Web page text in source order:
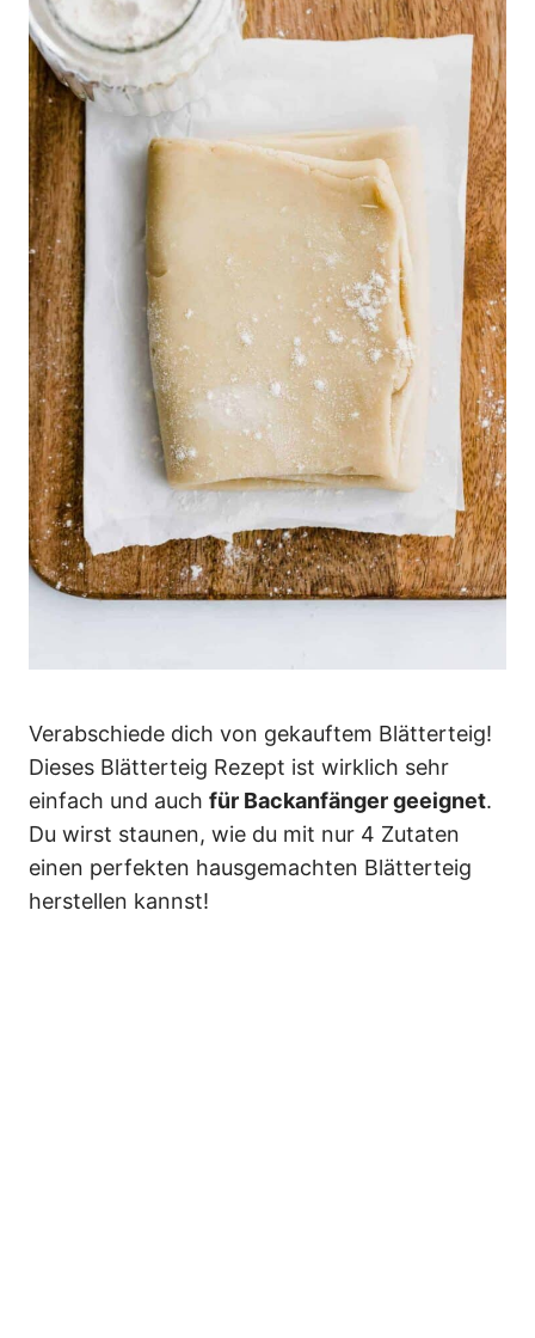
Verabschiede dich von gekauftem Blätterteig!
Dieses Blätterteig Rezept ist wirklich sehr
einfach und auch für Backanfänger geeignet.
Du wirst staunen, wie du mit nur 4 Zutaten
einen perfekten hausgemachten Blätterteig
herstellen kannst!